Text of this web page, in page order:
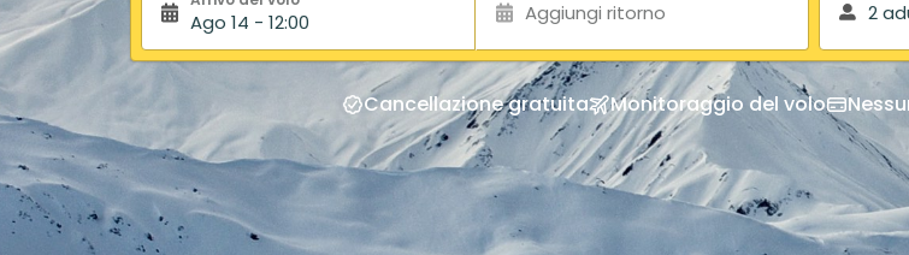
Ago 14 - 12:00 Aggiungi ritorno 2
Cancellazione gratuita Monitoraggio del volo